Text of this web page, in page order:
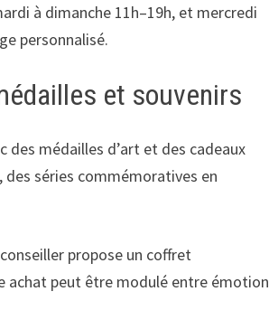
à dimanche 11h–19h, et mercredi
personnalisé.
et souvenirs
des médailles d’art et des cadeaux
séries commémoratives en
propose un coffret
achat peut être modulé entre émotion